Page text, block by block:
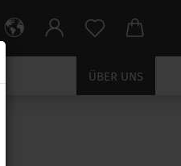
ÜBER UNS